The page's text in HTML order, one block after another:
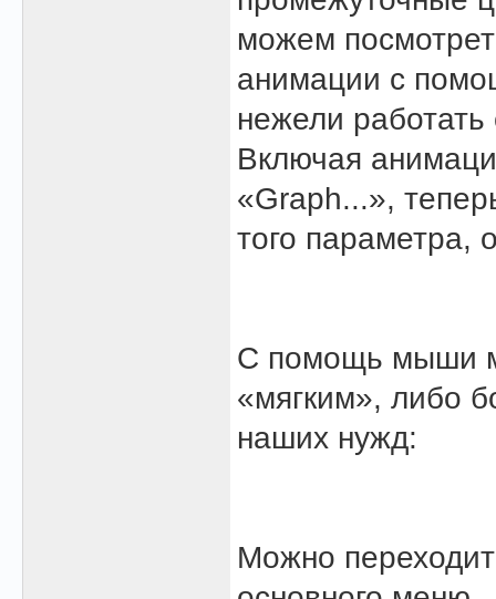
можем
анимации с
нежели
Включая
«Graph...»,
того параметра,
С помощь мыши
«мягким», либо
наших нужд:
Можно